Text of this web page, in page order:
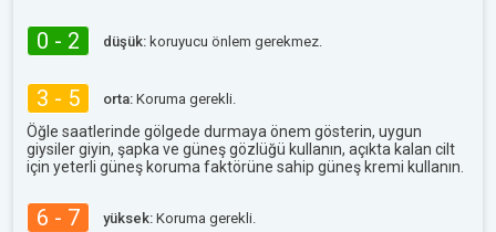
0 - 2 düşük: koruyucu önlem gerekmez.
3 - 5 orta: Koruma gerekli.
Öğle saatlerinde gölgede durmaya önem gösterin, uygun
giysiler giyin, şapka ve güneş gözlüğü kullanın, açıkta kalan cilt
için yeterli güneş koruma faktörüne sahip güneş kremi kullanın.
6 - 7 yüksek: Koruma gerekli.